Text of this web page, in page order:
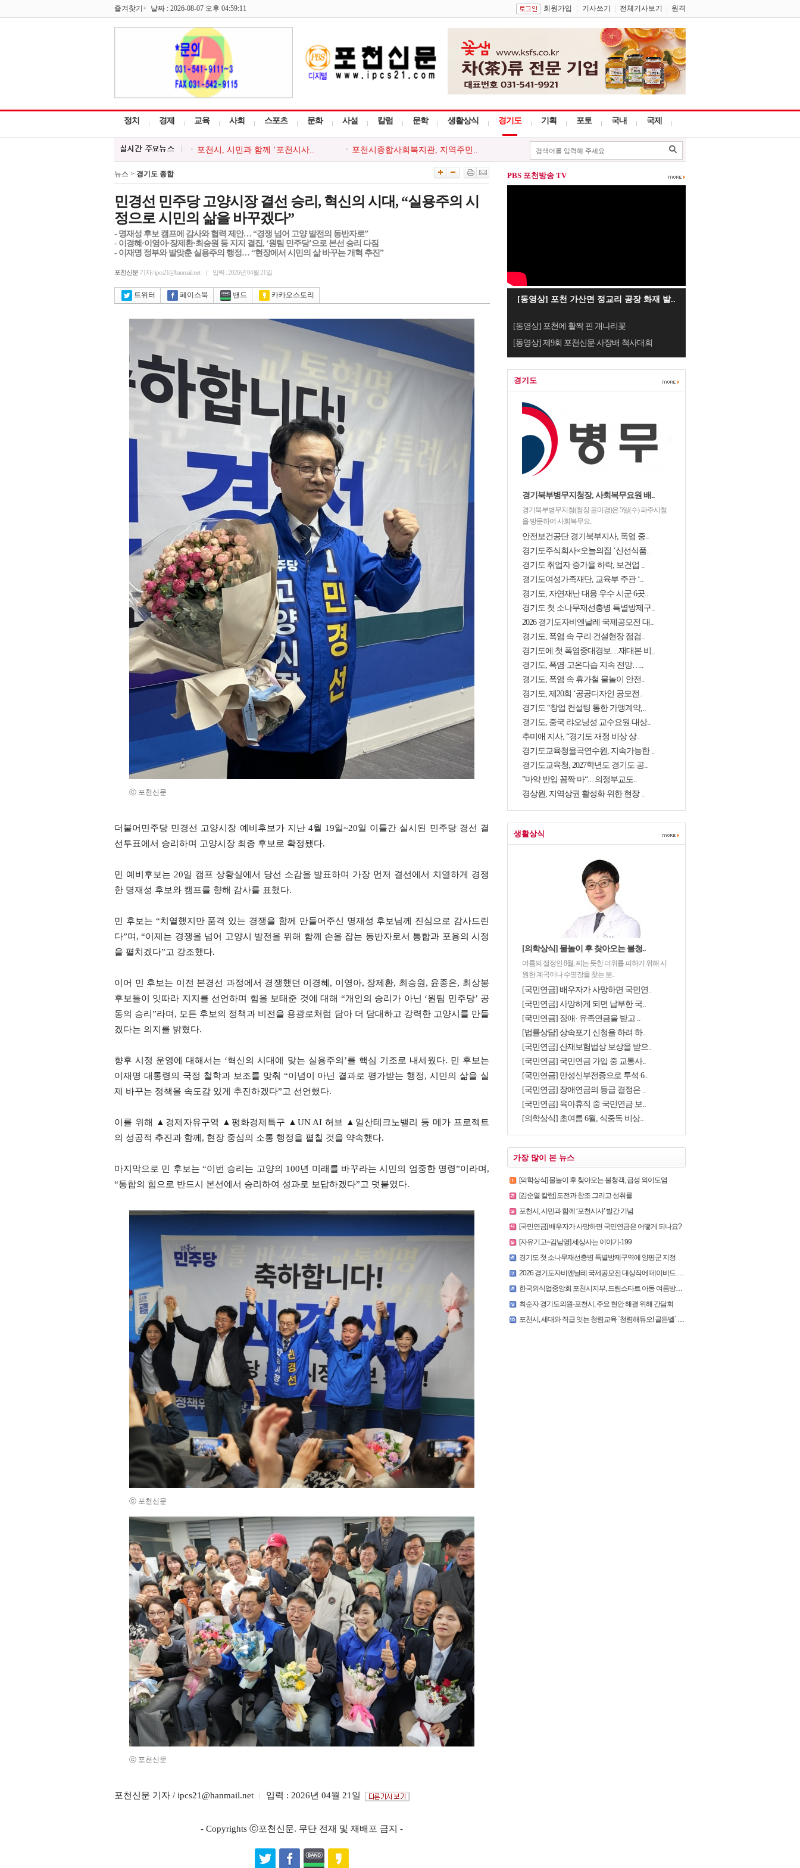
즐겨찾기+ 날짜 : 2026-08-07 오후 04:59:11 회원가입 기사쓰기 전체기사보기 원격
정치 경제 교육 사회 스포츠 문화 사설 칼럼 문학 생활상식 경기도 기획 포토 국내 국제
포천시, 경기청년 사다리 프로그..
포천시, 세대와 직급 잇는 청렴..
대한적십자 영북봉사회, 포천시 ..
‘아름드리’, 안전부터 나눔까..
포천시, 청년 낙농인과 폭염 극..
한국외식업중앙회 포천시지부, ..
포천동 유관 단체, 지역 주민 위..
포천시, 시민과 함께 ‘포천시사..
포천시종합사회복지관, 지역주민..
뉴스 > 경기도 종합
민경선 민주당 고양시장 결선 승리, 혁신의 시대, “실용주의 시
정으로 시민의 삶을 바꾸겠다”
- 명재성 후보 캠프에 감사와 협력 제안… “경쟁 넘어 고양 발전의 동반자로”
- 이경혜·이영아·장제환·최승원 등 지지 결집, ‘원팀 민주당’으로 본선 승리 다짐
- 이재명 정부와 발맞춘 실용주의 행정… “현장에서 시민의 삶 바꾸는 개혁 추진”
포천신문 기자 / ipcs21@hanmail.net 입력 : 2026년 04월 21일
트위터 페이스북 밴드 카카오스토리
ⓒ 포천신문
더불어민주당 민경선 고양시장 예비후보가 지난 4월 19일~20일 이틀간 실시된 민주당 경선 결
선투표에서 승리하며 고양시장 최종 후보로 확정됐다.
민 예비후보는 20일 캠프 상황실에서 당선 소감을 발표하며 가장 먼저 결선에서 치열하게 경쟁
한 명재성 후보와 캠프를 향해 감사를 표했다.
민 후보는 “치열했지만 품격 있는 경쟁을 함께 만들어주신 명재성 후보님께 진심으로 감사드린
다”며, “이제는 경쟁을 넘어 고양시 발전을 위해 함께 손을 잡는 동반자로서 통합과 포용의 시정
을 펼치겠다”고 강조했다.
이어 민 후보는 이전 본경선 과정에서 경쟁했던 이경혜, 이영아, 장제환, 최승원, 윤종은, 최상봉
후보들이 잇따라 지지를 선언하며 힘을 보태준 것에 대해 “개인의 승리가 아닌 ‘원팀 민주당’ 공
동의 승리”라며, 모든 후보의 정책과 비전을 용광로처럼 담아 더 담대하고 강력한 고양시를 만들
겠다는 의지를 밝혔다.
향후 시정 운영에 대해서는 ‘혁신의 시대에 맞는 실용주의’를 핵심 기조로 내세웠다. 민 후보는
이재명 대통령의 국정 철학과 보조를 맞춰 “이념이 아닌 결과로 평가받는 행정, 시민의 삶을 실
제 바꾸는 정책을 속도감 있게 추진하겠다”고 선언했다.
이를 위해 ▲경제자유구역 ▲평화경제특구 ▲UN AI 허브 ▲일산테크노밸리 등 메가 프로젝트
의 성공적 추진과 함께, 현장 중심의 소통 행정을 펼칠 것을 약속했다.
마지막으로 민 후보는 “이번 승리는 고양의 100년 미래를 바꾸라는 시민의 엄중한 명령”이라며,
“통합의 힘으로 반드시 본선에서 승리하여 성과로 보답하겠다”고 덧붙였다.
ⓒ 포천신문
ⓒ 포천신문
포천신문 기자 / ipcs21@hanmail.net 입력 : 2026년 04월 21일
- Copyrights ⓒ포천신문. 무단 전재 및 재배포 금지 -
PBS 포천방송 TV
[동영상] 포천 가산면 정교리 공장 화재 발..
[동영상] 포천에 활짝 핀 개나리꽃
[동영상] 제9회 포천신문 사장배 척사대회
경기도
경기북부병무지청장, 사회복무요원 배..
경기북부병무지청(청장 윤미경)은 5일(수) 파주시청
을 방문하여 사회복무요..
안전보건공단 경기북부지사, 폭염 중..
경기도주식회사×오늘의집 ‘신선식품..
경기도 취업자 증가율 하락, 보건업 ..
경기도여성가족재단, 교육부 주관 ‘..
경기도, 자연재난 대응 우수 시군 6곳..
경기도 첫 소나무재선충병 특별방제구..
2026 경기도자비엔날레 국제공모전 대..
경기도, 폭염 속 구리 건설현장 점검..
경기도에 첫 폭염중대경보…재대본 비..
경기도, 폭염·고온다습 지속 전망…..
경기도, 폭염 속 휴가철 물놀이 안전..
경기도, 제20회 ‘공공디자인 공모전..
경기도 “창업 컨설팅 통한 가맹계약,..
경기도, 중국 랴오닝성 교수요원 대상..
추미애 지사, “경기도 재정 비상 상..
경기도교육청율곡연수원, 지속가능한 ..
경기도교육청, 2027학년도 경기도 공..
”마약 반입 꼼짝 마“... 의정부교도..
경상원, 지역상권 활성화 위한 현장 ..
생활상식
[의학상식] 물놀이 후 찾아오는 불청..
여름의 절정인 8월, 찌는 듯한 더위를 피하기 위해 시
원한 계곡이나 수영장을 찾는 분..
[국민연금] 배우자가 사망하면 국민연..
[국민연금] 사망하게 되면 납부한 국..
[국민연금] 장애· 유족연금을 받고 ..
[법률상담] 상속포기 신청을 하려 하..
[국민연금] 산재보험법상 보상을 받으..
[국민연금] 국민연금 가입 중 교통사..
[국민연금] 만성신부전증으로 투석 6..
[국민연금] 장애연금의 등급 결정은 ..
[국민연금] 육아휴직 중 국민연금 보..
[의학상식] 초여름 6월, 식중독 비상..
가장 많이 본 뉴스
[의학상식] 물놀이 후 찾아오는 불청객, 급성 외이도염
[김순열 칼럼] 도전과 창조 그리고 성취를
포천시, 시민과 함께 ‘포천시사’ 발간 기념
[국민연금] 배우자가 사망하면 국민연금은 어떻게 되나요?
[자유기고=김남영] 세상사는 이야기-199
경기도 첫 소나무재선충병 특별방제구역에 양평군 지정
2026 경기도자비엔날레 국제공모전 대상작에 데이비드 라우어의 ‘펀치카드 하우스’ 선정
한국외식업중앙회 포천시지부, 드림스타트 아동 여름방학 후원물품 전달
최순자 경기도의원-포천시, 주요 현안 해결 위해 간담회
포천시, 세대와 직급 잇는 청렴교육 `청렴해듀오! 골든벨` 개최